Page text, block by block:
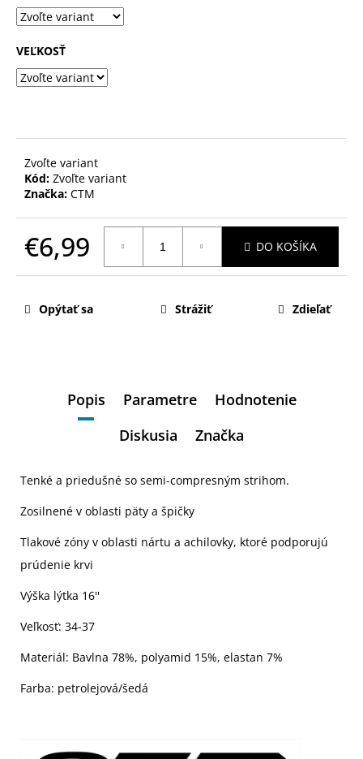
VEĽKOSŤ
Zvoľte variant
Kód: Zvoľte variant
Značka: CTM
€6,99 DO KOŠÍKA
Opýtať sa Strážiť Zdieľať
Popis Parametre
Hodnotenie
Diskusia
Značka
Tenké a priedušné so semi-compresným strihom.
Zosilnené v oblasti päty a špičky
Tlakové zóny v oblasti nártu a achilovky, ktoré podporujú
prúdenie krvi
Výška lýtka 16''
Veľkosť: 34-37
Materiál: Bavlna 78%, polyamid 15%, elastan 7%
Farba: petrolejová/šedá